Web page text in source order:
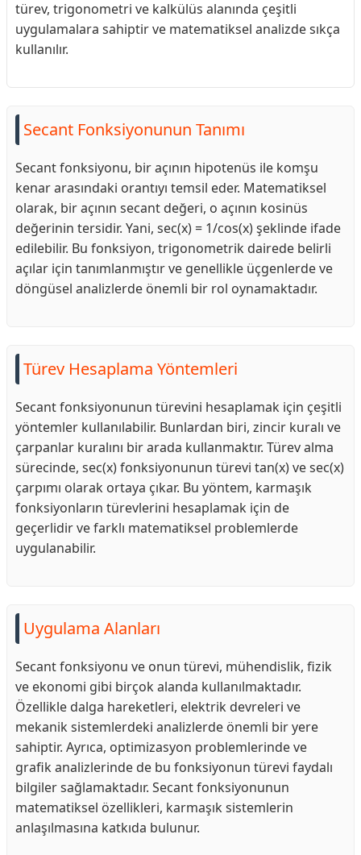
türev, trigonometri ve kalkülüs alanında çeşitli
uygulamalara sahiptir ve matematiksel analizde sıkça
kullanılır.
Secant Fonksiyonunun Tanımı
Secant fonksiyonu, bir açının hipotenüs ile komşu
kenar arasındaki orantıyı temsil eder. Matematiksel
olarak, bir açının secant değeri, o açının kosinüs
değerinin tersidir. Yani, sec(x) = 1/cos(x) şeklinde ifade
edilebilir. Bu fonksiyon, trigonometrik dairede belirli
açılar için tanımlanmıştır ve genellikle üçgenlerde ve
döngüsel analizlerde önemli bir rol oynamaktadır.
Türev Hesaplama Yöntemleri
Secant fonksiyonunun türevini hesaplamak için çeşitli
yöntemler kullanılabilir. Bunlardan biri, zincir kuralı ve
çarpanlar kuralını bir arada kullanmaktır. Türev alma
sürecinde, sec(x) fonksiyonunun türevi tan(x) ve sec(x)
çarpımı olarak ortaya çıkar. Bu yöntem, karmaşık
fonksiyonların türevlerini hesaplamak için de
geçerlidir ve farklı matematiksel problemlerde
uygulanabilir.
Uygulama Alanları
Secant fonksiyonu ve onun türevi, mühendislik, fizik
ve ekonomi gibi birçok alanda kullanılmaktadır.
Özellikle dalga hareketleri, elektrik devreleri ve
mekanik sistemlerdeki analizlerde önemli bir yere
sahiptir. Ayrıca, optimizasyon problemlerinde ve
grafik analizlerinde de bu fonksiyonun türevi faydalı
bilgiler sağlamaktadır. Secant fonksiyonunun
matematiksel özellikleri, karmaşık sistemlerin
anlaşılmasına katkıda bulunur.